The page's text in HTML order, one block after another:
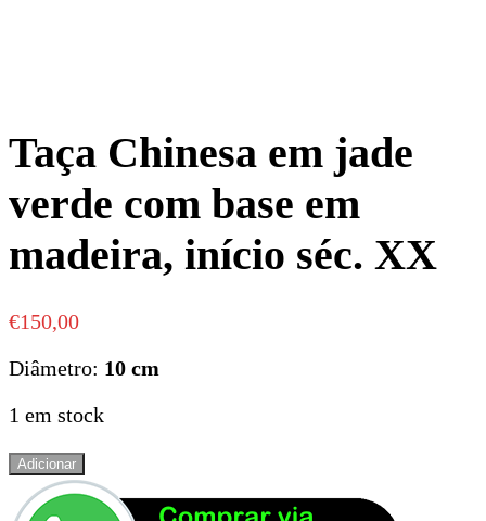
Taça Chinesa em jade
verde com base em
madeira, início séc. XX
€150,00
Diâmetro: 10 cm
1 em stock
Quantidade
Taça
Adicionar